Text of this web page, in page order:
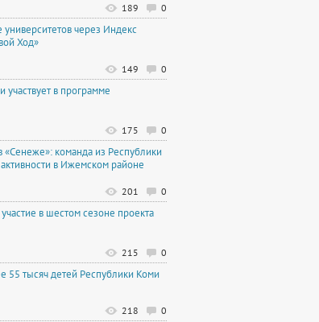
0
189
через Индекс
Ход»
0
149
участвует в программе
0
175
команда из Республики
в Ижемском районе
0
201
в шестом сезоне проекта
0
215
55 тысяч детей Республики Коми
0
218